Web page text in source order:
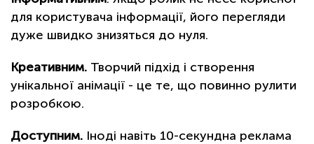
для користувача інформації, його перегляди
дуже швидко знизяться до нуля.
Креативним. Творчий підхід і створення
унікальної анімації - це те, що повинно рулити
розробкою.
Доступним. Іноді навіть 10-секундна реклама